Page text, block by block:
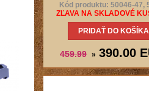
Kód produktu: 50046-47,
ZĽAVA NA SKLADOVÉ
PRIDAŤ DO KOŠÍKA
459.99 » 390.00